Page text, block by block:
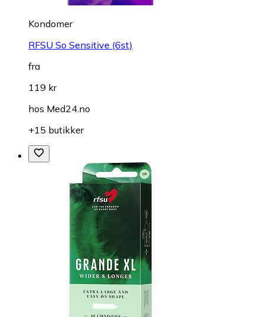
Kondomer
RFSU So Sensitive (6st)
fra
119 kr
hos Med24.no
+15 butikker